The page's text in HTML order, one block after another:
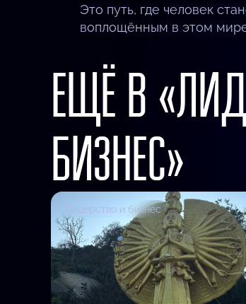
Это путь, где человек
воплощённым в этом
ЕЩЁ В
БИЗНЕС»
Лидерство и бизнес